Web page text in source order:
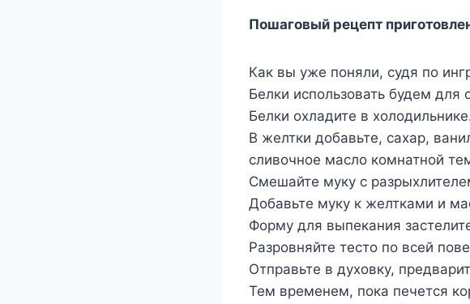
Пошаговый рецепт
Как вы уже поняли, судя по
Белки использовать будем для
Белки охладите в
В желтки добавьте, сахар,
сливочное масло комнатной
Смешайте муку с
Добавьте муку к желтками и
Форму для выпекания
Разровняйте тесто по всей
Отправьте в духовку,
Тем временем, пока печется